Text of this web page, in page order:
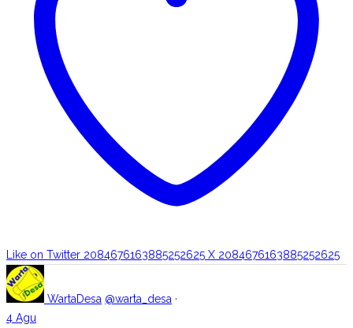
Like on Twitter 2084676163885252625 X 2084676163885252625
WartaDesa @warta_desa ·
4 Agu